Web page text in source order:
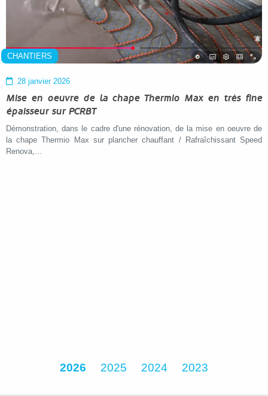
CHANTIERS
28 janvier 2026
Mise en oeuvre de la chape Thermio Max en très fine
épaisseur sur PCRBT
Démonstration, dans le cadre d'une rénovation, de la mise en oeuvre de
la chape Thermio Max sur plancher chauffant / Rafraîchissant Speed
Renova,...
2026 2025 2024 2023